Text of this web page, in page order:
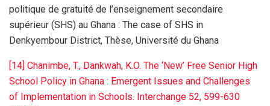
politique de gratuité de l’enseignement secondaire
supérieur (SHS) au Ghana : The case of SHS in
Denkyembour District, Thèse, Université du Ghana
[14] Chanimbe, T., Dankwah, K.O. The ‘New’ Free Senior High
School Policy in Ghana : Emergent Issues and Challenges
of Implementation in Schools. Interchange 52, 599-630